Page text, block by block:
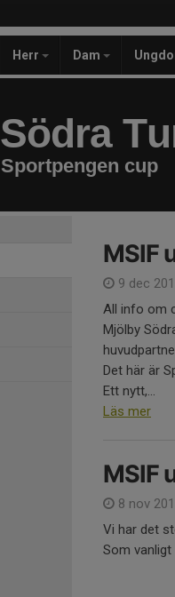
Herr Dam
Södra
Sportpengen cup
MSIF
9 dec
All info om
Mjölby
Det här är
Ett nytt,...
Läs mer
MSIF
8 nov
Vi har det
Som